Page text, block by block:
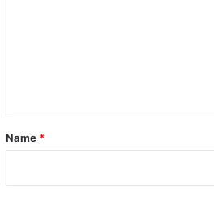
*
Name *